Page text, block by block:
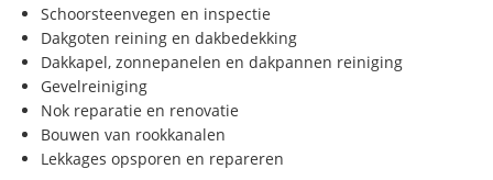
Schoorsteenvegen en inspectie
Dakgoten reining en dakbedekking
Dakkapel, zonnepanelen en dakpannen reiniging
Gevelreiniging
Nok reparatie en renovatie
Bouwen van rookkanalen
Lekkages opsporen en repareren